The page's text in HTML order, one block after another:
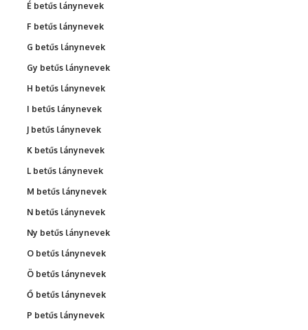
É betűs lánynevek
F betűs lánynevek
G betűs lánynevek
Gy betűs lánynevek
H betűs lánynevek
I betűs lánynevek
J betűs lánynevek
K betűs lánynevek
L betűs lánynevek
M betűs lánynevek
N betűs lánynevek
Ny betűs lánynevek
O betűs lánynevek
Ö betűs lánynevek
Ő betűs lánynevek
P betűs lánynevek